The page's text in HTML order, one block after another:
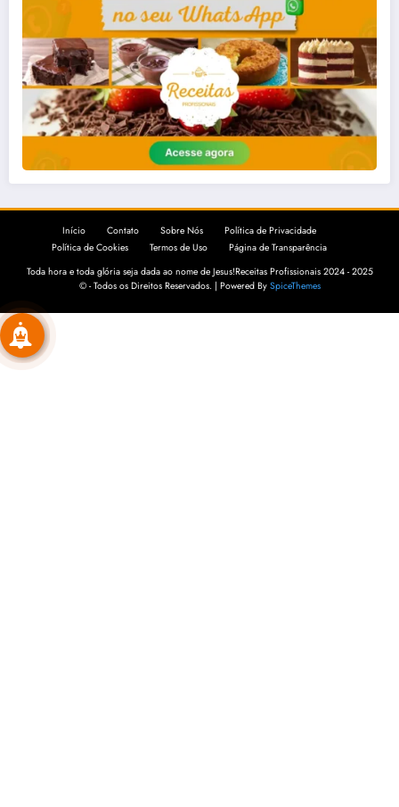
Início Contato Sobre Nós
Política de Privacidade
Política de Cookies
Termos de Uso
Página de Transparência
Toda hora e toda glória seja dada ao nome de Jesus!Receitas Profissionais 2024 - 2025
© - Todos os Direitos Reservados. | Powered By SpiceThemes